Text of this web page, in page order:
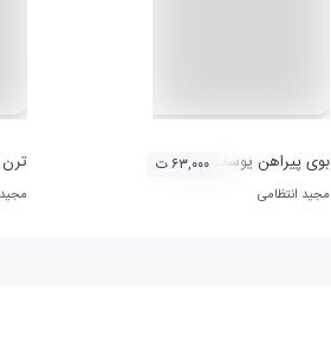
بوی پیراهن یوسف
مجید انتظامی
۶۳,۰۰۰ ت ترن